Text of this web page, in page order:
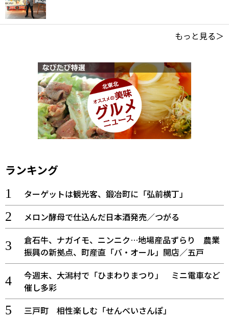
もっと見る＞
ランキング
ターゲットは観光客、鍛冶町に「弘前横丁」
メロン酵母で仕込んだ日本酒発売／つがる
倉石牛、ナガイモ、ニンニク…地場産品ずらり 農業
振興の新拠点、町産直「バ・オール」開店／五戸
今週末、大潟村で「ひまわりまつり」 ミニ電車など
催し多彩
三戸町 相性楽しむ「せんべいさんぽ」